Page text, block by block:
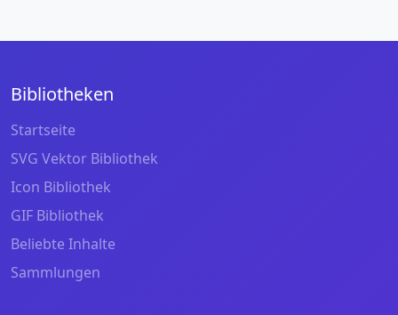
Bibliotheken
Startseite
SVG Vektor Bibliothek
Icon Bibliothek
GIF Bibliothek
Beliebte Inhalte
Sammlungen